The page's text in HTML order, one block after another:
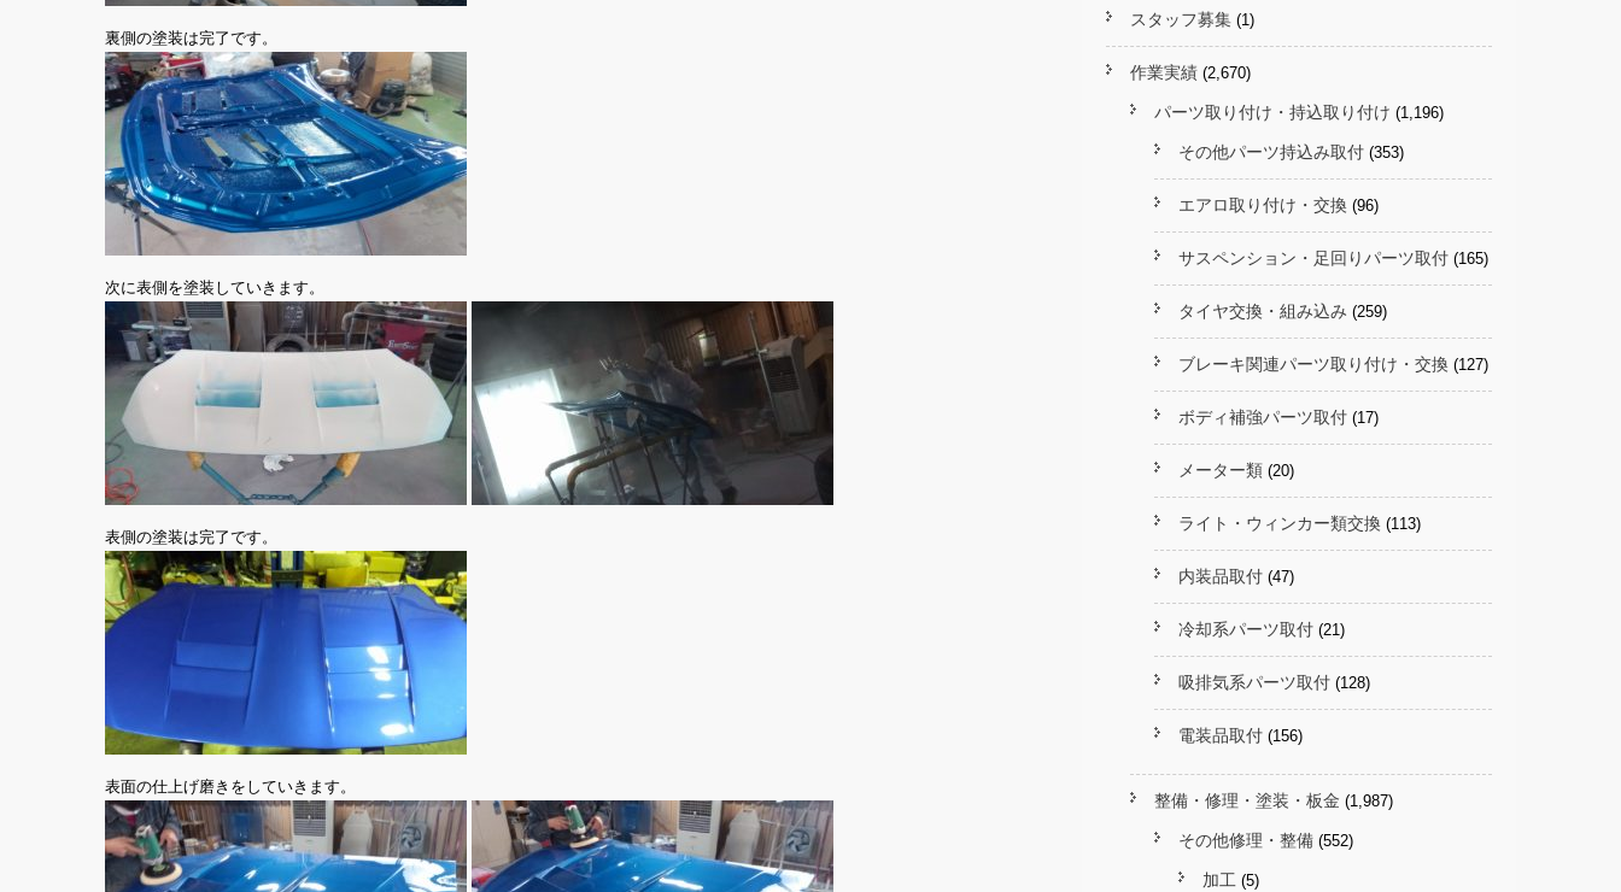
裏側の塗装は完了です。
次に表側を塗装していきます。
表側の塗装は完了です。
表面の仕上げ磨きをしていきます。
スタッフ募集 (1)
作業実績 (2,670)
パーツ取り付け・持込取り付け (1,196)
その他パーツ持込み取付 (353)
エアロ取り付け・交換 (96)
サスペンション・足回りパーツ取付 (165)
タイヤ交換・組み込み (259)
ブレーキ関連パーツ取り付け・交換 (127)
ボディ補強パーツ取付 (17)
メーター類 (20)
ライト・ウィンカー類交換 (113)
内装品取付 (47)
冷却系パーツ取付 (21)
吸排気系パーツ取付 (128)
電装品取付 (156)
整備・修理・塗装・板金 (1,987)
その他修理・整備 (552)
加工 (5)